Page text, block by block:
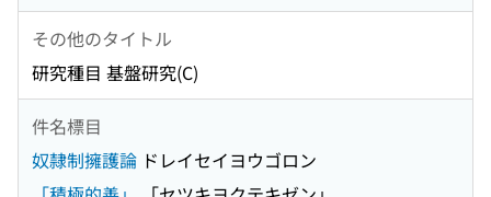
その他のタイトル
研究種目 基盤研究(C)
件名標目
奴隷制擁護論 ドレイセイヨウゴロン